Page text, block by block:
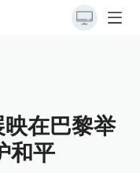
映在巴黎举
和平